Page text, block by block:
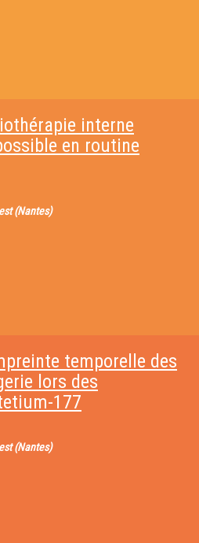
interne
en routine
(Nantes)
temporelle des
lors des
177
(Nantes)